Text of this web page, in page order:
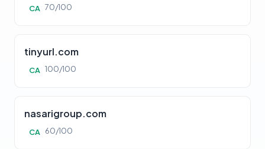
CA 70/100
tinyurl.com
CA 100/100
nasarigroup.com
CA 60/100